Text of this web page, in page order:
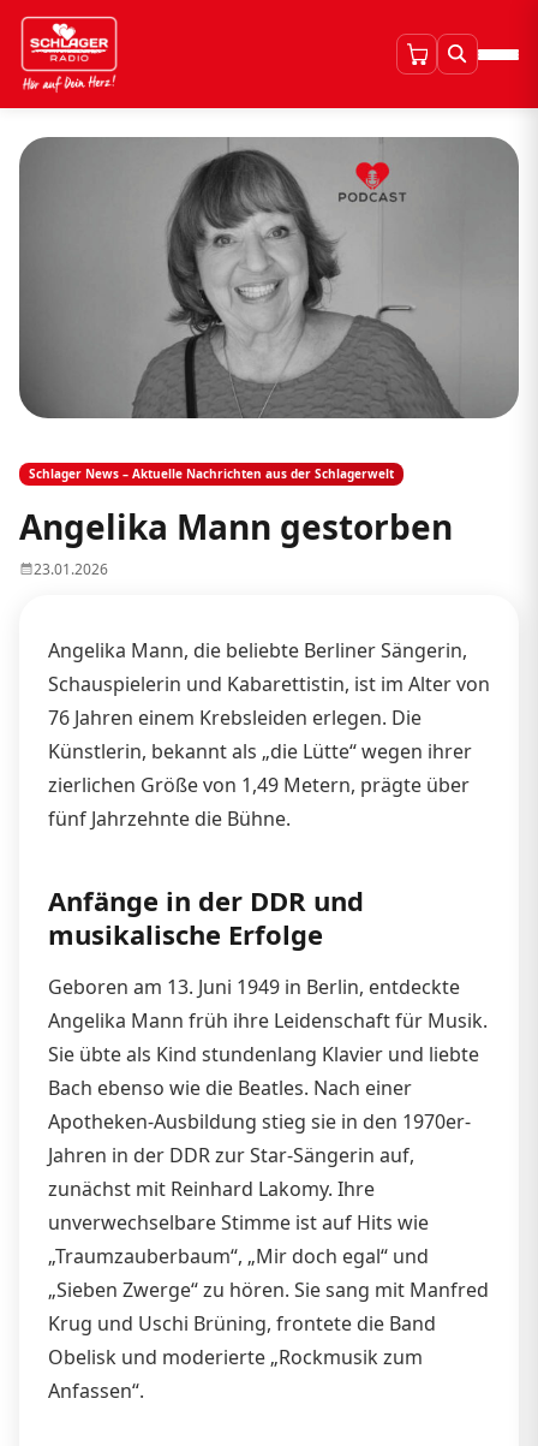
Schlager News – Aktuelle Nachrichten aus der Schlagerwelt
Angelika Mann gestorben
23.01.2026
Angelika Mann, die beliebte Berliner Sängerin,
Schauspielerin und Kabarettistin, ist im Alter von
76 Jahren einem Krebsleiden erlegen. Die
Künstlerin, bekannt als „die Lütte“ wegen ihrer
zierlichen Größe von 1,49 Metern, prägte über
fünf Jahrzehnte die Bühne.
Anfänge in der DDR und
musikalische Erfolge
Geboren am 13. Juni 1949 in Berlin, entdeckte
Angelika Mann früh ihre Leidenschaft für Musik.
Sie übte als Kind stundenlang Klavier und liebte
Bach ebenso wie die Beatles. Nach einer
Apotheken-Ausbildung stieg sie in den 1970er-
Jahren in der DDR zur Star-Sängerin auf,
zunächst mit Reinhard Lakomy. Ihre
unverwechselbare Stimme ist auf Hits wie
„Traumzauberbaum“, „Mir doch egal“ und
„Sieben Zwerge“ zu hören. Sie sang mit Manfred
Krug und Uschi Brüning, frontete die Band
Obelisk und moderierte „Rockmusik zum
Anfassen“.